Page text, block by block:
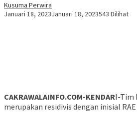
Kusuma Perwira
Januari 18, 2023Januari 18, 2023543 Dilihat
CAKRAWALAINFO.COM-KENDARI-Tim
merupakan residivis dengan inisial